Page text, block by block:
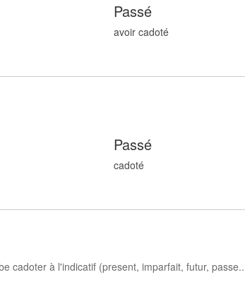
Passé
avoir cadoté
Passé
cadoté
cadoter à l'indicatif (present, imparfait, futur,